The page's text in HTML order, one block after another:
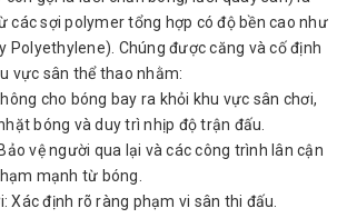
các sợi polymer tổng hợp có độ bền cao như
Polyethylene). Chúng được căng và cố định
vực sân thể thao nhằm:
cho bóng bay ra khỏi khu vực sân chơi,
bóng và duy trì nhịp độ trận đấu.
vệ người qua lại và các công trình lân cận
mạnh từ bóng.
Xác định rõ ràng phạm vi sân thi đấu.